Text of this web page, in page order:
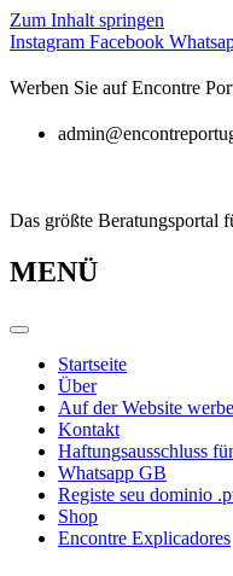
Zum Inhalt springen
Instagram Facebook
Werben Sie auf Encontre
Das größte Beratungsportal
MENÜ
Startseite
Über
Auf der Website
Kontakt
Haftungsausschluss
Whatsapp GB
Registe seu dominio
Shop
Encontre Explicadores